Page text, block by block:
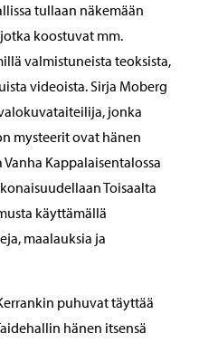
tullaan näkemään
koostuvat mm.
valmistuneista teoksista,
videoista. Sirja Moberg
jonka
mysteerit ovat hänen
Kappalaisentalossa
Toisaalta
käyttämällä
maalauksia ja
puhuvat täyttää
hänen itsensä